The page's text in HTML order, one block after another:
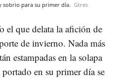
sobrio para su primer día. Gtres
el que delata la afición de
de invierno. Nada más
estampadas en la solapa
en su primer día se